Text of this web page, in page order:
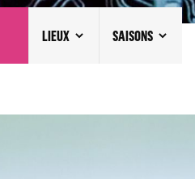
LIEUX SAISONS